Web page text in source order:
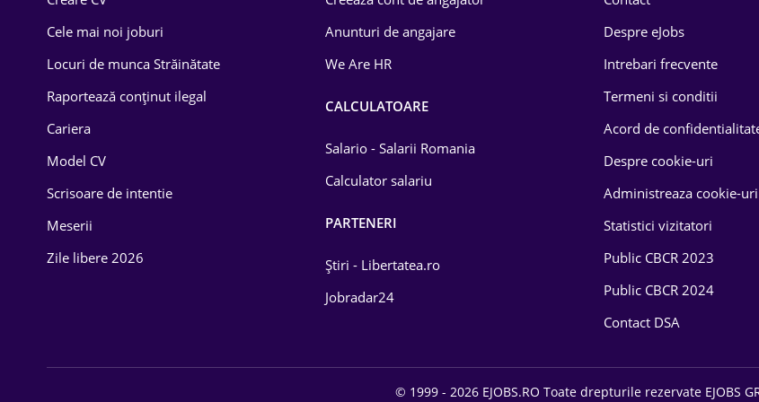
Drept
Educație / Training
Energetică
Farma
Cele mai noi joburi
Locuri de munca Străinătate
Raportează conținut ilegal
Cariera
Model CV
Scrisoare de intentie
Meserii
Zile libere 2026
Anunturi de angajare
We Are HR
CALCULATOARE
Salario - Salarii Romania
Calculator salariu
PARTENERI
Știri - Libertatea.ro
Jobradar24
Despre eJobs
Intrebari frecvente
Termeni si conditii
Acord de
Despre cookie-uri
Administreaza cookie-uri
Statistici vizitatori
Public CBCR 2023
Public CBCR 2024
Contact DSA
© 1999 - 2026 EJOBS.RO Toate drepturile rezervate EJOBS